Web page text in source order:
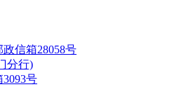
信箱28058号
分行)
号